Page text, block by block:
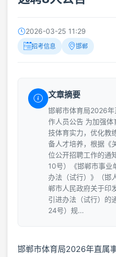
2026-03-25 11:29
招考信息 邯郸
文章摘要
邯郸市体育局2026
作人员公告 为加强
技体育实力，优化教
备人才培养，根据《
位公开招聘工作的通
10号）《邯郸市事业
办法（试行）》（邯
郸市人民政府关于印
引进办法（试行）的
24号）规...
邯郸市体育局2026年直属